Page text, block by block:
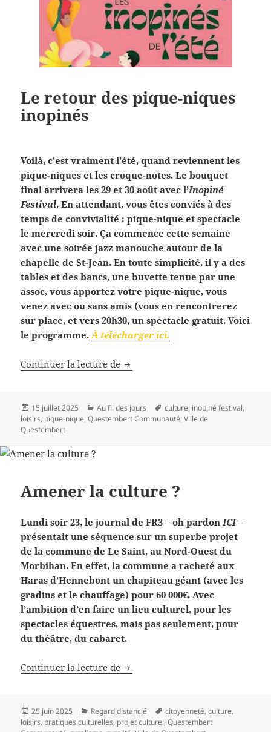
Le retour des pique-niques
inopinés
Voilà, c’est vraiment l’été, quand reviennent les
pique-niques et les croque-notes. Le bouquet
final arrivera les 29 et 30 août avec l’Inopiné
Festival. En attendant, vous êtes conviés à des
temps de convivialité : pique-nique et spectacle
le mercredi soir. Ça commence cette semaine
avec une soirée jazz manouche autour de la
chapelle de St-Jean. En toute simplicité, il y a des
tables et des bancs, une buvette tenue par une
assoc, vous apportez votre pique-nique, vous
venez avec ou sans amis (vous en rencontrerez
sur place, et vers 20h30, un spectacle gratuit. Voici
le programme. À télécharger ici.
Continuer la lecture de Le retour des pique-niques
Publié
le
15 juillet 2025 Catégories
Au fil des jours
Mots-
clés
culture, inopiné festival,
loisirs, pique-nique,Questembert Communauté,Ville de
Questembert
Amener la culture ?
Lundi soir 23, le journal de FR3 – oh pardon ICI –
présentait une séquence sur un superbe projet
de la commune de Le Saint, au Nord-Ouest du
Morbihan. En effet, la commune a racheté aux
Haras d’Hennebont un chapiteau géant (avec les
gradins et le chauffage) pour 60 000€. Avec
l’ambition d’en faire un lieu culturel, pour les
spectacles équestres, mais pas seulement, pour
du théâtre, du cabaret.
Continuer la lecture de Amener la culture ?
Publié
le
25 juin 2025 Catégories
Regard distancié
Mots-
clés
citoyenneté,culture,
loisirs, pratiques culturelles, projet culturel,Questembert